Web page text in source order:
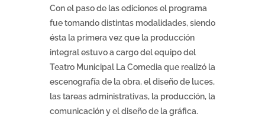
Con el paso de las ediciones el programa
fue tomando distintas modalidades, siendo
ésta la primera vez que la producción
integral estuvo a cargo del equipo del
Teatro Municipal La Comedia que realizó la
escenografía de la obra, el diseño de luces,
las tareas administrativas, la producción, la
comunicación y el diseño de la gráfica.